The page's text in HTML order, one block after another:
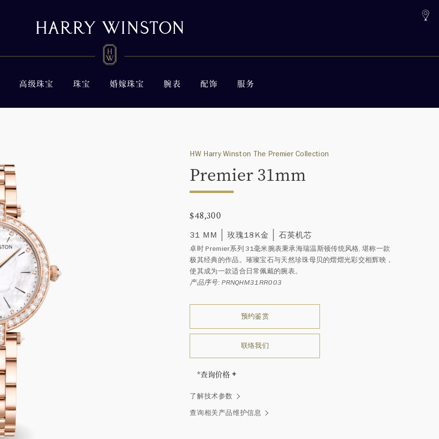
高级珠宝 珠宝 婚嫁珠宝 腕表 配饰 服务
HW Harry Winston The Premier Collection
Premier 31mm
$48,300
31 MM 玫瑰18K金 石英机芯
卓时 Premier系列 31毫米腕表秉承海瑞温斯顿传统风格, 堪称一款
极其经典的作品。璀璨宝石与天然珍珠母贝的熠熠光彩交相辉映，
使其成为一款适合日常佩戴的腕表。
产品序号: PRNQHM31RR003
预约鉴赏
联络我们
*查询价格
顿的每一件高级珠宝作品也是如此：每个宝石皆与众不同而采用独
特镶嵌方式，重量和宝石的等级亦不尽相同。如有疑问，敬请咨询
客户服务。
了解技术参数
查询相关产品维护信息